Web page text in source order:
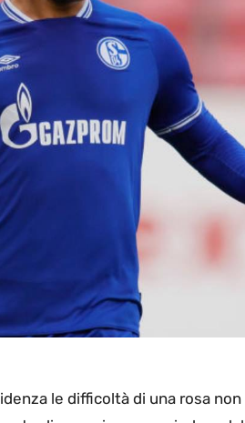
le difficoltà di una rosa non